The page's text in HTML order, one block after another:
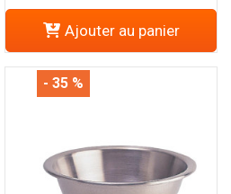
Ajouter au panier
- 35 %